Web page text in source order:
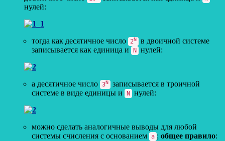
нулей:
тогда как десятичное число 2N
в двоичной системе
записывается как единица и
N нулей:
а десятичное число 3N
записывается в троичной
системе в виде единицы и
N нулей:
можно сделать аналогичные выводы для любой
системы счисления с основанием a ; общее правило: